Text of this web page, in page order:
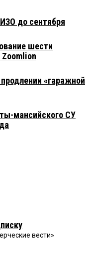
до сентября
шести
Zoomlion
«гаражной
мансийского СУ
вести»